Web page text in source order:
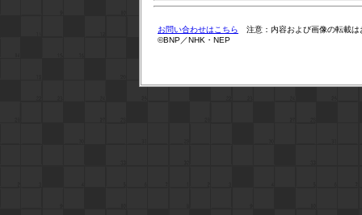
お問い合わせはこちら 注意：内容および画像の転載は
©BNP／NHK・NEP